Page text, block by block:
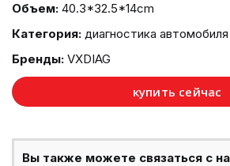
Объем: 40.3*32.5*14cm
Категория: диагностика автомобиля
Бренды: VXDIAG
купить сейчас
Вы также можете связаться с